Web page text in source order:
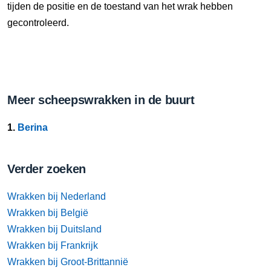
tijden de positie en de toestand van het wrak hebben
gecontroleerd.
Meer scheepswrakken in de buurt
1. Berina
Verder zoeken
Wrakken bij Nederland
Wrakken bij België
Wrakken bij Duitsland
Wrakken bij Frankrijk
Wrakken bij Groot-Brittannië